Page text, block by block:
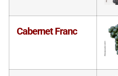
Cabernet Franc